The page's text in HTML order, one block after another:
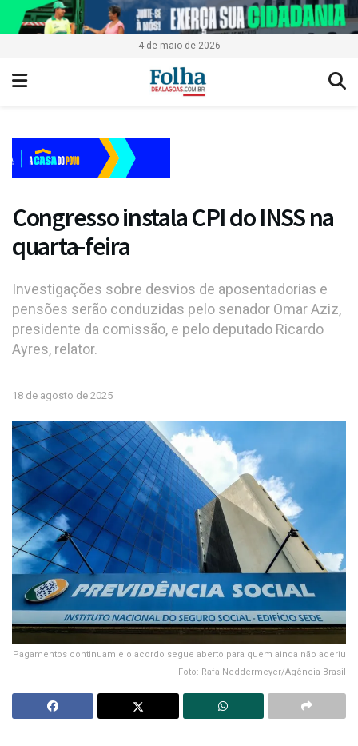
4 de maio de 2026
Congresso instala CPI do INSS na
quarta-feira
Investigações sobre desvios de aposentadorias e
pensões serão conduzidas pelo senador Omar Aziz,
presidente da comissão, e pelo deputado Ricardo
Ayres, relator.
18 de agosto de 2025
Pagamentos continuam e o acordo segue aberto para quem ainda não aderiu
- Foto: Rafa Neddermeyer/Agência Brasil